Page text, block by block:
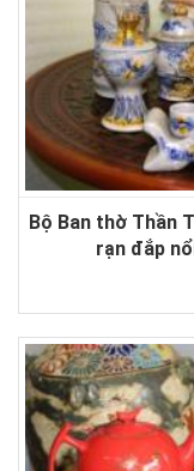
Bộ Ban thờ Thần
rạn đắp